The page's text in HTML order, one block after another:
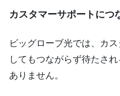
カスタマーサポートにつ
ビッグローブ光では、カ
してもつながらず待たさ
ありません。